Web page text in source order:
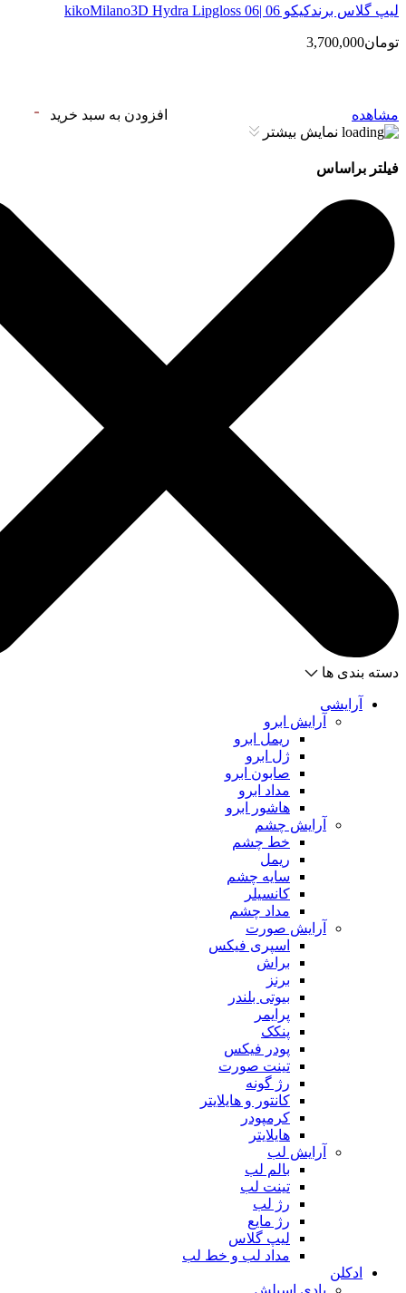
لیپ گلاس‌ برندکیکو 06 |kikoMilano3D Hydra Lipgloss 06
تومان3,700,000
مشاهده
افزودن به سبد خرید
نمایش بیشتر
فیلتر براساس
دسته بندی ها
آرایشی
آرایش ابرو
ریمل ابرو
ژل ابرو
صابون ابرو
مداد ابرو
هاشور ابرو
آرایش چشم
خط چشم
ریمل
سایه چشم
کانسیلر
مداد چشم
آرایش صورت
اسپری فیکس
براش
برنز
بیوتی بلندر
پرایمر
پنکک
پودر فیکس
تینت صورت
رژ گونه
کانتور و هایلایتر
کرمپودر
هایلایتر
آرایش لب
بالم لب
تینت لب
رژ لب
رژ مایع
لیپ گلاس
مداد لب و خط لب
ادکلن